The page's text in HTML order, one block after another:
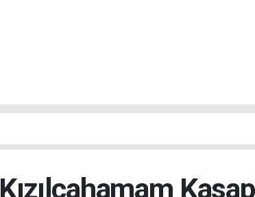
Kızılcahamam